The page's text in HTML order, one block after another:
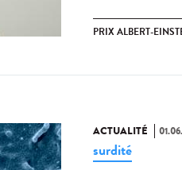
PRIX ALBERT-
ACTUALITÉ
surdité